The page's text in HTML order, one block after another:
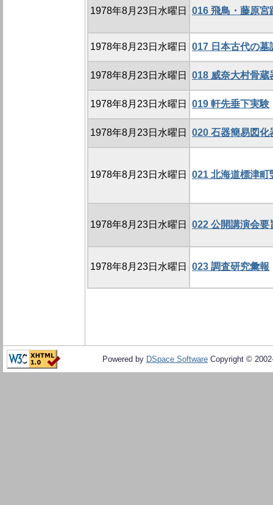
1978年8月23日水曜日 016 飛鳥・藤原宮
1978年8月23日水曜日 017 日本古代の墓
1978年8月23日水曜日 018 威奈大村骨蔵
1978年8月23日水曜日 019 軒先垂下実験
1978年8月23日水曜日 020 石器簡易図化
1978年8月23日水曜日 021 北海道標津町
1978年8月23日水曜日 022 公開講演会要
1978年8月23日水曜日 023 調査研究彙報
Powered by DSpace Software Copyright ©